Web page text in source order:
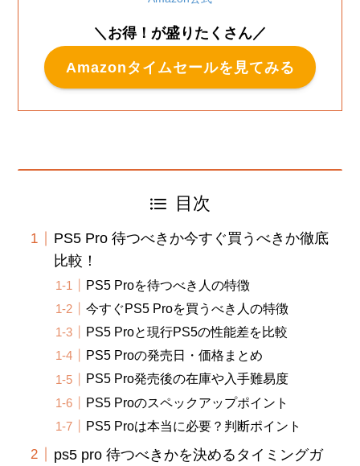
＼お得！が盛りたくさん／
Amazonタイムセールを見てみる
目次
PS5 Pro 待つべきか今すぐ買うべきか徹底
比較！
PS5 Proを待つべき人の特徴
今すぐPS5 Proを買うべき人の特徴
PS5 Proと現行PS5の性能差を比較
PS5 Proの発売日・価格まとめ
PS5 Pro発売後の在庫や入手難易度
PS5 Proのスペックアップポイント
PS5 Proは本当に必要？判断ポイント
ps5 pro 待つべきかを決めるタイミングガ